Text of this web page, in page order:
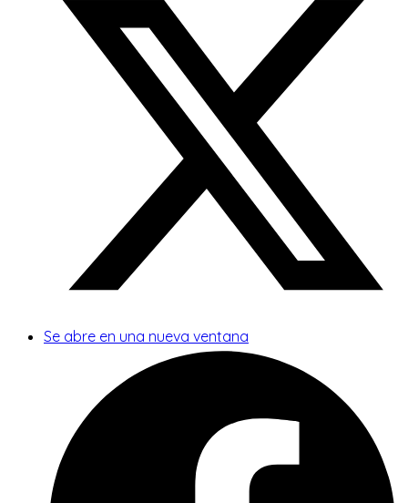
Se abre en una nueva ventana